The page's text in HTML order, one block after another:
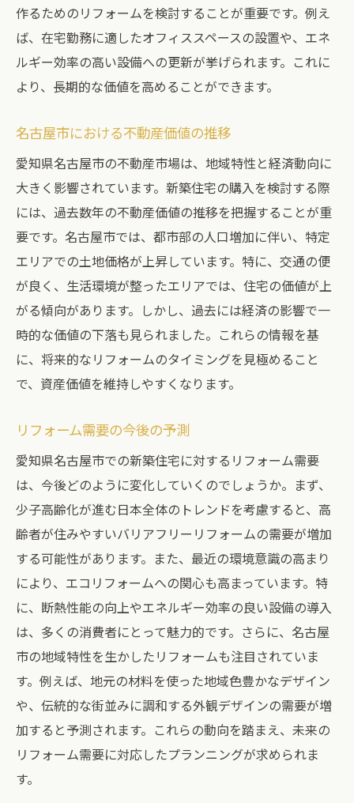
作るためのリフォームを検討することが重要です。例え
ば、在宅勤務に適したオフィススペースの設置や、エネ
ルギー効率の高い設備への更新が挙げられます。これに
より、長期的な価値を高めることができます。
名古屋市における不動産価値の推移
愛知県名古屋市の不動産市場は、地域特性と経済動向に
大きく影響されています。新築住宅の購入を検討する際
には、過去数年の不動産価値の推移を把握することが重
要です。名古屋市では、都市部の人口増加に伴い、特定
エリアでの土地価格が上昇しています。特に、交通の便
が良く、生活環境が整ったエリアでは、住宅の価値が上
がる傾向があります。しかし、過去には経済の影響で一
時的な価値の下落も見られました。これらの情報を基
に、将来的なリフォームのタイミングを見極めること
で、資産価値を維持しやすくなります。
リフォーム需要の今後の予測
愛知県名古屋市での新築住宅に対するリフォーム需要
は、今後どのように変化していくのでしょうか。まず、
少子高齢化が進む日本全体のトレンドを考慮すると、高
齢者が住みやすいバリアフリーリフォームの需要が増加
する可能性があります。また、最近の環境意識の高まり
により、エコリフォームへの関心も高まっています。特
に、断熱性能の向上やエネルギー効率の良い設備の導入
は、多くの消費者にとって魅力的です。さらに、名古屋
市の地域特性を生かしたリフォームも注目されていま
す。例えば、地元の材料を使った地域色豊かなデザイン
や、伝統的な街並みに調和する外観デザインの需要が増
加すると予測されます。これらの動向を踏まえ、未来の
リフォーム需要に対応したプランニングが求められま
す。